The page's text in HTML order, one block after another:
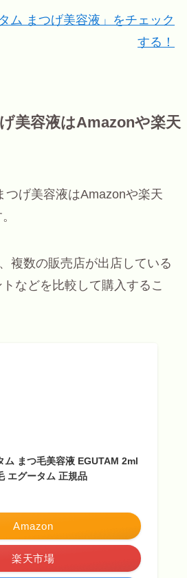
ム まつげ美容液」をチェック
する！
美容液はAmazonや楽天
つげ美容液はAmazonや楽天
複数の販売店が出店している
などを比較して購入するこ
ム まつ毛美容液 EGUTAM 2ml
エグータム 正規品
Amazon
楽天市場